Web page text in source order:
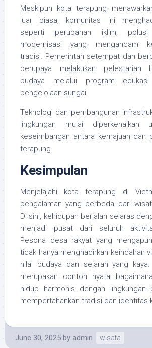
Meskipun kota terapung
luar biasa, komunitas ini
seperti perubahan iklim,
modernisasi yang mengancam
tradisi. Pemerintah setempat dan
berupaya melakukan pelestarian
budaya melalui program
pengelolaan sungai.
Teknologi dan pembangunan
lingkungan mulai diperkenalkan
keseimbangan antara kemajuan dan
terapung.
Kesimpulan
Menjelajahi kota terapung di
pengalaman yang berbeda dari
Di sini, kehidupan berjalan selaras
menjadi pusat dari seluruh
Pesona desa rakyat yang
tidak hanya menghadirkan keindahan
nilai budaya dan sejarah yang
merupakan contoh nyata
hidup harmonis dengan lingkungan
mempertahankan tradisi dan identitas
June 30, 2025 by admin wisata